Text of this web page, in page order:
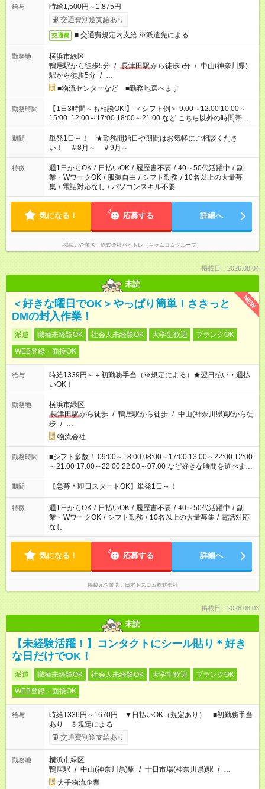
給与
時給1,500円～1,875円
交通費別途支給あり
交通費 ■ 交通費規定内支給 ※派遣先による
勤務地
横浜市緑区
鴨居駅から徒歩5分 / 長津田駅から徒歩5分 / 中山(神奈川県)
駅から徒歩5分 / …
■物流センターなど ■勤務地選べます
勤務時間
【1日3時間～も相談OK!】 ＜シフト例＞ 9:00～12:00 10:00～
15:00 12:00～17:00 18:00～21:00 など こちら以外の時間帯も
お気軽にご相談ください！
期間
単発1日～！ ★勤務開始日や期間はお気軽にご相談くださ
い！ ＃8月～ ＃9月～
特徴 週1日からOK / 日払いOK / 履歴書不要 / 40～50代活躍中 / 副
業・WワークOK / 服装自由 / シフト勤務 / 10名以上の大量募
集 / 電話対応なし / パソコンスキル不要
気になる！ 応募する 詳細へ
掲載元企業名 株式会社バイトレ（キャムコムグループ）
掲載日：2026.08.04
未読
NEW
＜好きな曜日でOK＞やっぱり簡単！ささっと
DMの封入作業！
派遣 職種未経験OK 社会人未経験OK 大学生歓迎
ブランクOK
WEB登録・面接OK
給与
時給1339円～＋初勤務手当（※規定による）★翌日払い・週払
いOK！
勤務地
横浜市緑区
長津田駅から徒歩 / 鴨居駅から徒歩 / 中山(神奈川県)駅から徒
歩 / …
物流会社
勤務時間
■シフト多数！ 09:00～18:00 08:00～17:00 13:00～22:00 12:00
～21:00 17:00～22:00 22:00～07:00 など好きな時間を選べま
す！
期間 【急募＊即日スタートOK】単発1日～！
特徴 週1日からOK / 日払いOK / 履歴書不要 / 40～50代活躍中 / 副
業・WワークOK / シフト勤務 / 10名以上の大量募集 / 電話対応
なし
気になる！ 応募する 詳細へ
掲載元企業名 日本トスコム株式会社
掲載日：2026.08.03
未読
【未経験活躍！】コンタクトにシール貼り＊好き
な日だけでOK！
派遣 職種未経験OK 社会人未経験OK 大学生歓迎
ブランクOK
WEB登録・面接OK
給与
時給1336円～1670円 ▼日払いOK（規定あり） ■初勤務手当
あり ※規定による
交通費別途支給あり
勤務地
横浜市緑区
鴨居駅 / 中山(神奈川県)駅 / 十日市場(神奈川県)駅 / …
大手物流企業